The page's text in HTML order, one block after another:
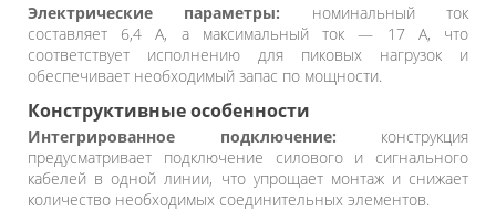
Электрические параметры: номинальный ток
составляет 6,4 А, а максимальный ток — 17 А, что
соответствует исполнению для пиковых нагрузок и
обеспечивает необходимый запас по мощности.
Конструктивные особенности
Интегрированное подключение: конструкция
предусматривает подключение силового и сигнального
кабелей в одной линии, что упрощает монтаж и снижает
количество необходимых соединительных элементов.